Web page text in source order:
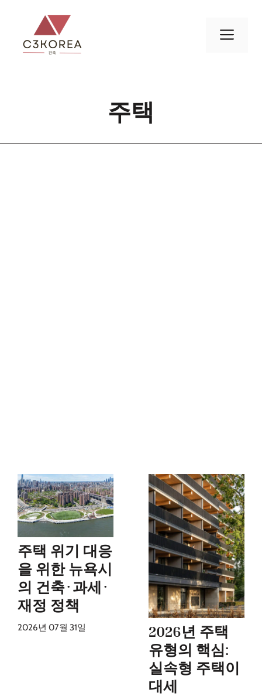
메
주택
주택 위기 대응
을 위한 뉴욕시
의 건축·과세·
재정 정책
2026년 07월 31일
2026년 주택
유형의 핵심:
실속형 주택이
대세